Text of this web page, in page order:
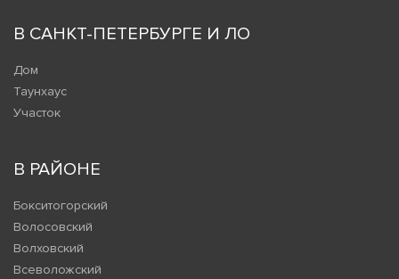
В САНКТ-ПЕТЕРБУРГЕ И ЛО
Дом
Таунхаус
Участок
В РАЙОНЕ
Бокситогорский
Волосовский
Волховский
Всеволожский